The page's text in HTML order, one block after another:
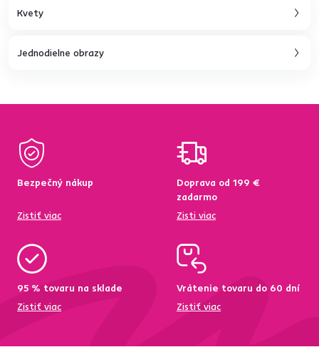
Kvety
Jednodielne obrazy
Bezpečný nákup
Zistiť viac
Doprava od 199 €
zadarmo
Zisti viac
95 % tovaru na sklade
Zistiť viac
Vrátenie tovaru do 60 dní
Zistiť viac